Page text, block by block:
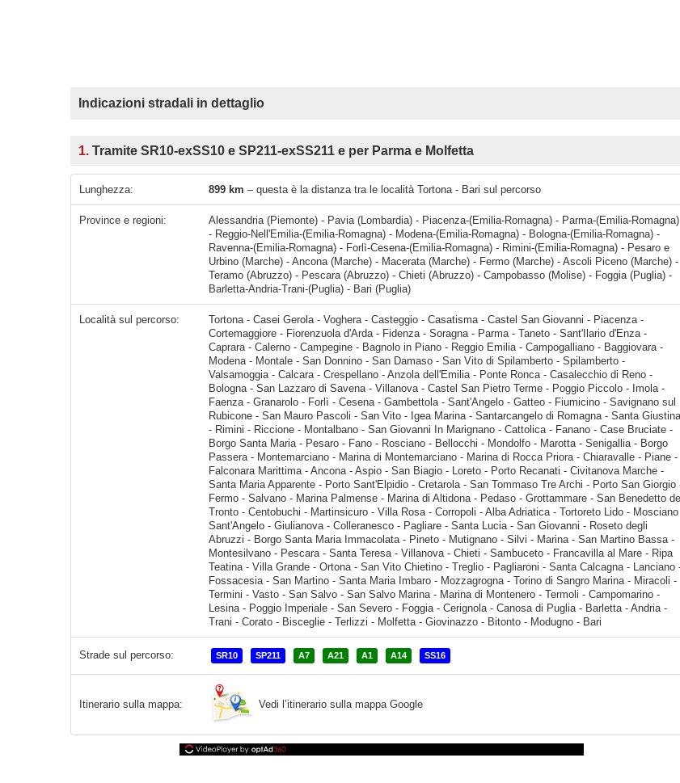
Indicazioni stradali in dettaglio
1. Tramite SR10-exSS10 e SP211-exSS211 e per Parma e Molfetta
Lunghezza: 899 km – questa è la distanza tra le località Tortona - Bari sul percorso
Province e regioni:
Alessandria (Piemonte) - Pavia (Lombardia) - Piacenza-(Emilia-Romagna) - Parma-(Emilia-Romagna)
- Reggio-Nell'Emilia-(Emilia-Romagna) - Modena-(Emilia-Romagna) - Bologna-(Emilia-Romagna) -
Ravenna-(Emilia-Romagna) - Forlì-Cesena-(Emilia-Romagna) - Rimini-(Emilia-Romagna) - Pesaro e
Urbino (Marche) - Ancona (Marche) - Macerata (Marche) - Fermo (Marche) - Ascoli Piceno (Marche) -
Teramo (Abruzzo) - Pescara (Abruzzo) - Chieti (Abruzzo) - Campobasso (Molise) - Foggia (Puglia) -
Barletta-Andria-Trani-(Puglia) - Bari (Puglia)
Località sul percorso: Tortona - Casei Gerola - Voghera - Casteggio - Casatisma - Castel San Giovanni - Piacenza - Cortemaggiore - Fiorenzuola d'Arda - Fidenza - Soragna - Parma - Taneto - Sant'Ilario d'Enza - Caprara - Calerno - Campegine - Bagnolo in Piano - Reggio Emilia - Campogalliano - Baggiovara - Modena - Montale - San Donnino - San Damaso - San Vito di Spilamberto - Spilamberto - Valsamoggia - Calcara - Crespellano - Anzola dell'Emilia - Ponte Ronca - Casalecchio di Reno - Bologna - San Lazzaro di Savena - Villanova - Castel San Pietro Terme
Strade sul percorso: SR10 SP211 A7 A21 A1 A14 SS16
Itinerario sulla mappa: Vedi l’itinerario sulla mappa Google